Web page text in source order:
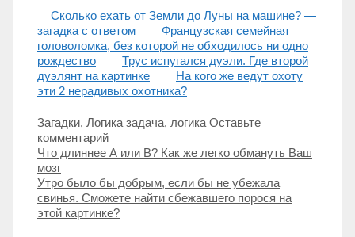
Сколько ехать от Земли до Луны на машине? —
загадка с ответом
Французская семейная
головоломка, без которой не обходилось ни одно
рождество
Трус испугался дуэли. Где второй
дуэлянт на картинке
На кого же ведут охоту
эти 2 нерадивых охотника?
Рубрики
Загадки, Логика Метки
задача, логика Оставьте
комментарий
Навигация
записи
Что длиннее А или В? Как же легко обмануть Ваш
мозг
Утро было бы добрым, если бы не убежала
свинья. Сможете найти сбежавшего порося на
этой картинке?